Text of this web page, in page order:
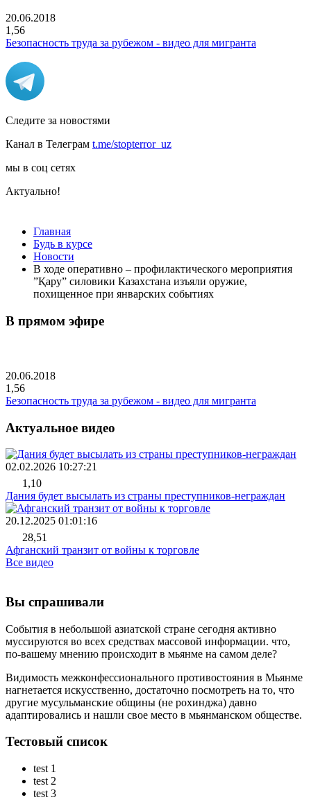
20.06.2018
1,56
Безопасность труда за рубежом - видео для мигранта
Следите за новостями
Канал в Телеграм t.me/stopterror_uz
мы в соц сетях
Актуально!
Главная
Будь в курсе
Новости
В ходе оперативно – профилактического мероприятия
”Қару” силовики Казахстана изъяли оружие,
похищенное при январских событиях
В прямом эфире
20.06.2018
1,56
Безопасность труда за рубежом - видео для мигранта
Актуальное видео
02.02.2026 10:27:21
1,10
Дания будет высылать из страны преступников-неграждан
20.12.2025 01:01:16
28,51
Афганский транзит от войны к торговле
Все видео
Вы спрашивали
События в небольшой азиатской стране сегодня активно
муссируются во всех средствах массовой информации. что,
по-вашему мнению происходит в мьянме на самом деле?
Видимость межконфессионального противостояния в Мьянме
нагнетается искусственно, достаточно посмотреть на то, что
другие мусульманские общины (не рохинджа) давно
адаптировались и нашли свое место в мьянманском обществе.
Тестовый список
test 1
test 2
test 3